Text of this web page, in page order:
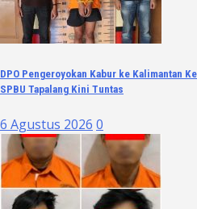
DPO Pengeroyokan Kabur ke Kalimantan
SPBU Tapalang Kini Tuntas
6 Agustus 2026 0